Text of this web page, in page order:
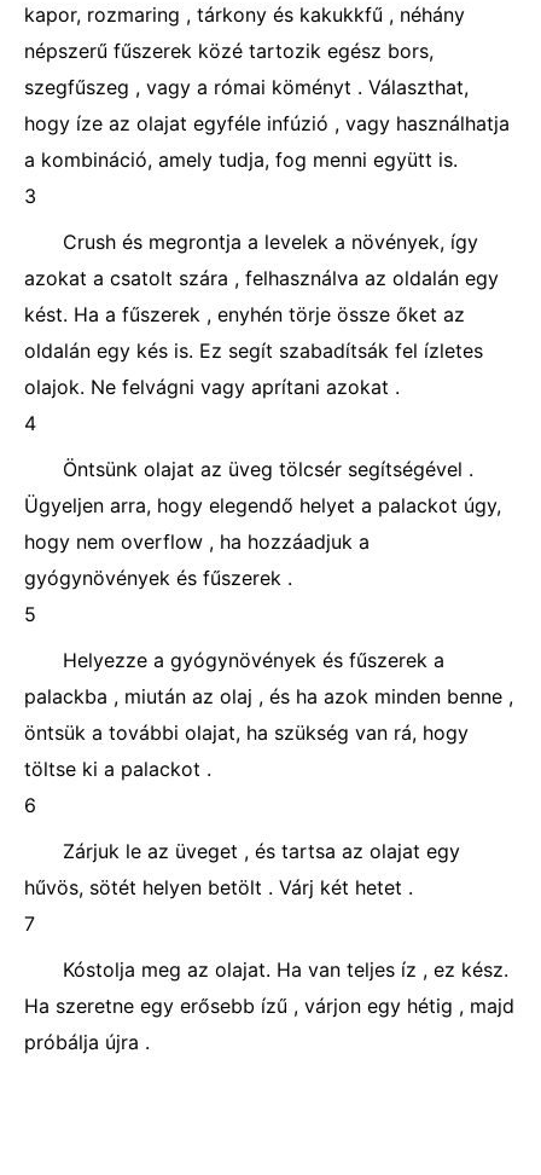
kapor, rozmaring , tárkony és kakukkfű , néhány
népszerű fűszerek közé tartozik egész bors,
szegfűszeg , vagy a római köményt . Választhat,
hogy íze az olajat egyféle infúzió , vagy használhatja
a kombináció, amely tudja, fog menni együtt is.
3
Crush és megrontja a levelek a növények, így
azokat a csatolt szára , felhasználva az oldalán egy
kést. Ha a fűszerek , enyhén törje össze őket az
oldalán egy kés is. Ez segít szabadítsák fel ízletes
olajok. Ne felvágni vagy aprítani azokat .
4
Öntsünk olajat az üveg tölcsér segítségével .
Ügyeljen arra, hogy elegendő helyet a palackot úgy,
hogy nem overflow , ha hozzáadjuk a
gyógynövények és fűszerek .
5
Helyezze a gyógynövények és fűszerek a
palackba , miután az olaj , és ha azok minden benne ,
öntsük a további olajat, ha szükség van rá, hogy
töltse ki a palackot .
6
Zárjuk le az üveget , és tartsa az olajat egy
hűvös, sötét helyen betölt . Várj két hetet .
7
Kóstolja meg az olajat. Ha van teljes íz , ez kész.
Ha szeretne egy erősebb ízű , várjon egy hétig , majd
próbálja újra .